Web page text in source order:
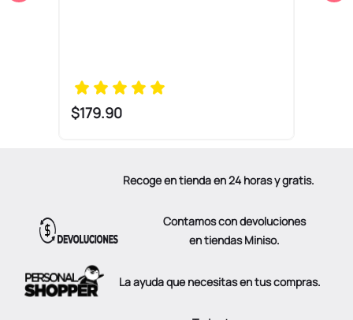
$179.90
Recoge en tienda en 24 horas y gratis.
Contamos con devoluciones
en tiendas Miniso.
La ayuda que necesitas en tus compras.